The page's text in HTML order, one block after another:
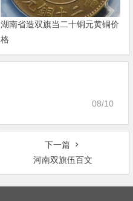
湖南省造双旗当二十铜元黄铜价
格
08/10
下一篇
河南双旗伍百文